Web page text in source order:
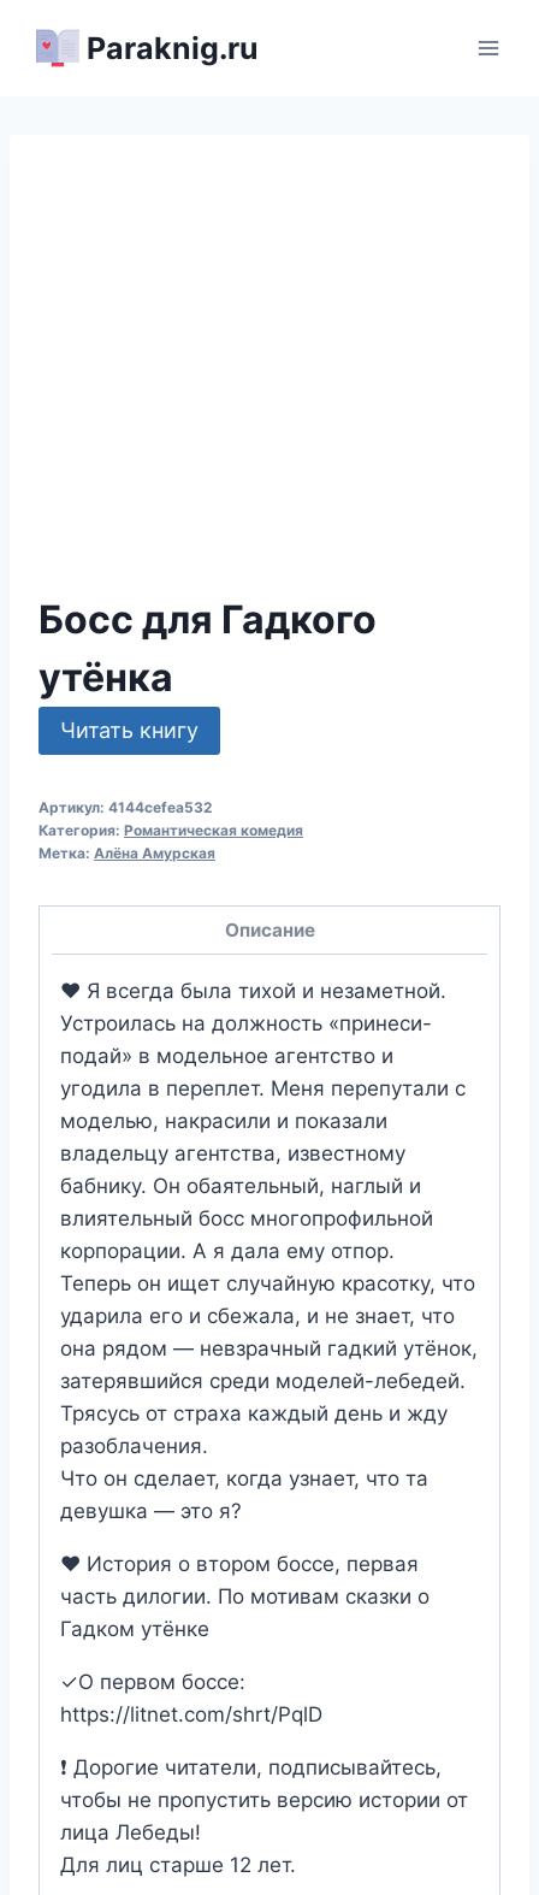
Paraknig.ru
Босс для Гадкого
утёнка
Читать книгу
Артикул: 4144cefea532
Категория: Романтическая комедия
Метка: Алёна Амурская
Описание
❤️ Я всегда была тихой и незаметной.
Устроилась на должность «принеси-
подай» в модельное агентство и
угодила в переплет. Меня перепутали с
моделью, накрасили и показали
владельцу агентства, известному
бабнику. Он обаятельный, наглый и
влиятельный босс многопрофильной
корпорации. А я дала ему отпор.
Теперь он ищет случайную красотку, что
ударила его и сбежала, и не знает, что
она рядом — невзрачный гадкий утёнок,
затерявшийся среди моделей-лебедей.
Трясусь от страха каждый день и жду
разоблачения.
Что он сделает, когда узнает, что та
девушка — это я?
❤️ История о втором боссе, первая
часть дилогии. По мотивам сказки о
Гадком утёнке
✓О первом боссе:
https://litnet.com/shrt/PqlD
❗ Дорогие читатели, подписывайтесь,
чтобы не пропустить версию истории от
лица Лебеды!
Для лиц старше 12 лет.